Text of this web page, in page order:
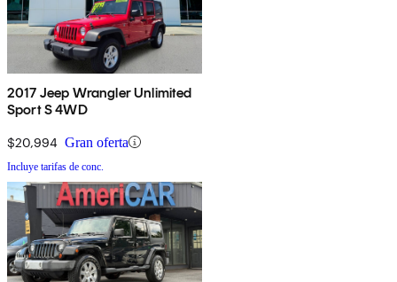
2017 Jeep Wrangler Unlimited
Sport S 4WD
$20,994 Gran oferta
Incluye tarifas de conc.